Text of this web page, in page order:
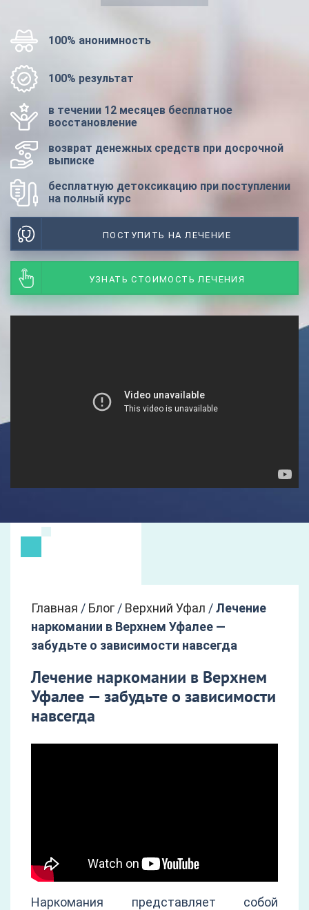
100% анонимность
100% результат
в течении 12 месяцев бесплатное
восстановление
возврат денежных средств при досрочной
выписке
бесплатную детоксикацию при поступлении
на полный курс
ПОСТУПИТЬ НА ЛЕЧЕНИЕ
УЗНАТЬ СТОИМОСТЬ ЛЕЧЕНИЯ
Главная / Блог / Верхний Уфал /Лечение
наркомании в Верхнем Уфалее —
забудьте о зависимости навсегда
Лечение наркомании в Верхнем
Уфалее — забудьте о зависимости
навсегда
Наркомания представляет собой